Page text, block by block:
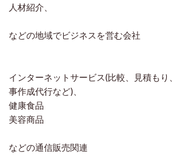
人材紹介、
などの地域でビジネスを営む会社
インターネットサービス(比較、見積もり
事作成代行など)、
健康食品
美容商品
などの通信販売関連